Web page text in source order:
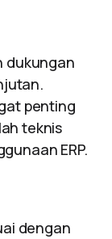
dukungan
penting
teknis
ERP.
dengan